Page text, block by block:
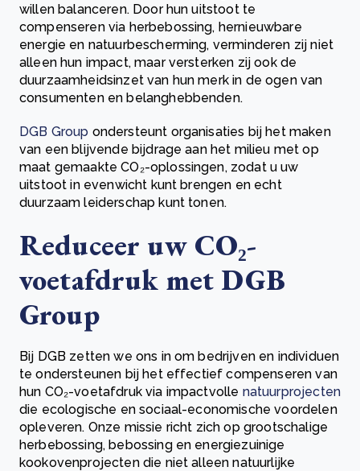
willen balanceren. Door hun uitstoot te
compenseren via herbebossing, hernieuwbare
energie en natuurbescherming, verminderen zij niet
alleen hun impact, maar versterken zij ook de
duurzaamheidsinzet van hun merk in de ogen van
consumenten en belanghebbenden.
DGB Group ondersteunt organisaties bij het maken
van een blijvende bijdrage aan het milieu met op
maat gemaakte CO₂-oplossingen, zodat u uw
uitstoot in evenwicht kunt brengen en echt
duurzaam leiderschap kunt tonen.
Reduceer uw CO₂-
voetafdruk met DGB
Group
Bij DGB zetten we ons in om bedrijven en individuen
te ondersteunen bij het effectief compenseren van
hun CO₂-voetafdruk via impactvolle natuurprojecten
die ecologische en sociaal-economische voordelen
opleveren. Onze missie richt zich op grootschalige
herbebossing, bebossing en energiezuinige
kookovenprojecten die niet alleen natuurlijke